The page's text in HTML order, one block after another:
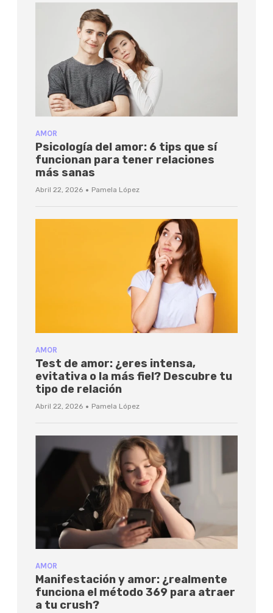
AMOR
Psicología del amor: 6 tips que sí
funcionan para tener relaciones
más sanas
Abril 22, 2026 · Pamela López
AMOR
Test de amor: ¿eres intensa,
evitativa o la más fiel? Descubre tu
tipo de relación
Abril 22, 2026 · Pamela López
AMOR
Manifestación y amor: ¿realmente
funciona el método 369 para atraer
a tu crush?